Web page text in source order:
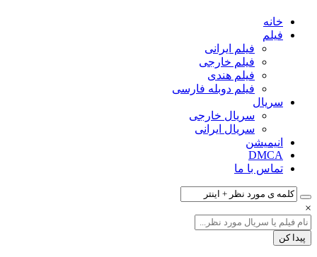
خانه
فیلم‌
فیلم ایرانی
فیلم خارجی
فیلم هندی
فیلم دوبله فارسی
سریال‌
سریال خارجی
سریال ایرانی
انیمیشن
DMCA
تماس با ما
×